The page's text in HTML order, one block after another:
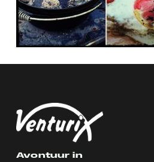
Avontuur in